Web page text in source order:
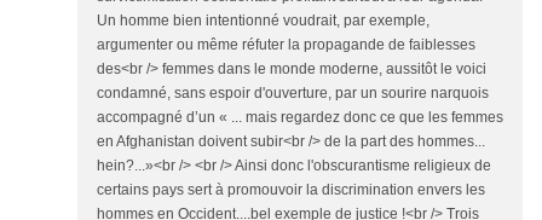
Un homme bien intentionné voudrait, par exemple,
argumenter ou même réfuter la propagande de faiblesses
des<br /> femmes dans le monde moderne, aussitôt le voici
condamné, sans espoir d'ouverture, par un sourire narquois
accompagné d’un « ... mais regardez donc ce que les femmes
en Afghanistan doivent subir<br /> de la part des hommes...
hein?...»<br /> <br /> Ainsi donc l'obscurantisme religieux de
certains pays sert à promouvoir la discrimination envers les
hommes en Occident....bel exemple de justice !<br /> Trois